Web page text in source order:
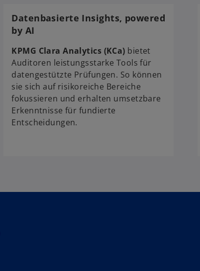
Datenbasierte Insights, powered
by AI
KPMG Clara Analytics (KCa) bietet
Auditoren leistungsstarke Tools für
datengestützte Prüfungen. So können
sie sich auf risikoreiche Bereiche
fokussieren und erhalten umsetzbare
Erkenntnisse für fundierte
Entscheidungen.